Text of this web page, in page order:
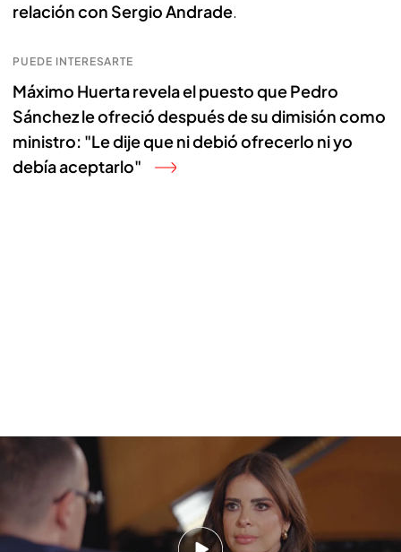
relación con Sergio Andrade.
PUEDE INTERESARTE
Máximo Huerta revela el puesto que Pedro
Sánchez le ofreció después de su dimisión como
ministro: "Le dije que ni debió ofrecerlo ni yo
debía aceptarlo"
Gloria Trevi, sobre Sergio Andrade: "Estuve bajo la influencia de ese
hombre durante 17 años"